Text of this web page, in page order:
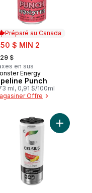
Préparé au Canada
$ MIN 2
$
en sus
au Canada
Energy
Punch
ml, 0,91 $/100ml
Offre
Style Lemonade au
Ajouter